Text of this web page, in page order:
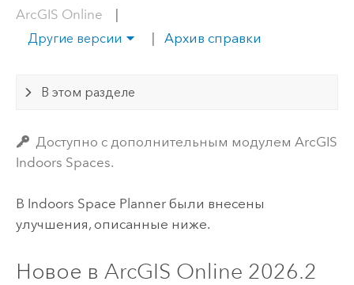
ArcGIS Online
Другие версии Архив справки
В этом разделе
Доступно с дополнительным модулем ArcGIS
Indoors Spaces.
В Indoors Space Plannerбыли внесены
улучшения, описанные ниже.
Новое в ArcGIS Online 2026.2